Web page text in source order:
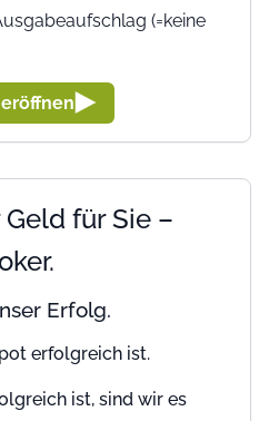
(=keine
für Sie –
Erfolg.
erfolgreich ist.
ist, sind wir es